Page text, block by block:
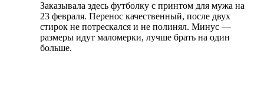
Заказывала здесь футболку с принтом для мужа на
23 февраля. Перенос качественный, после двух
стирок не потрескался и не полинял. Минус —
размеры идут маломерки, лучше брать на один
больше.